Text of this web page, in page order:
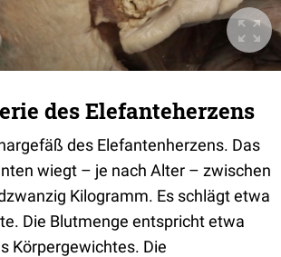
des Elefanteherzens
des Elefantenherzens. Das
wiegt – je nach Alter – zwischen
Kilogramm. Es schlägt etwa
Die Blutmenge entspricht etwa
Körpergewichtes. Die